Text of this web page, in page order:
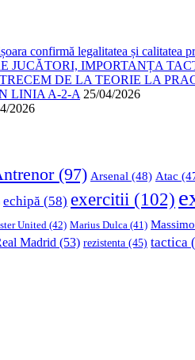
confirmă legalitatea și calitatea
JUCĂTORI, IMPORTANȚA
DE LA TEORIE LA
LINIA A-2-A 25/04/2026
2026
(97) Arsenal (48) Atac
echipă (58) exercitii (102)
United (42) Marius Dulca (41)
Madrid (53) rezistenta (45) tactica